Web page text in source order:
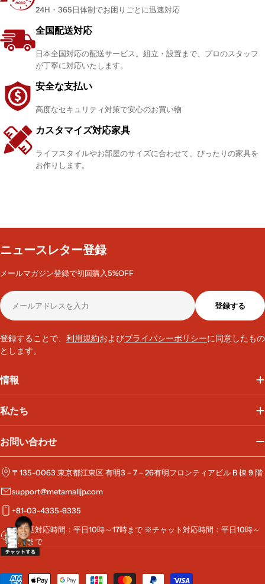
24H・365日体制でお困りごとに迅速対応
全国配送対応
日本全国対応の配送サービス。組立・設置まで、プロのスタッフ
が丁寧に対応いたします。
安全な支払い
高度なセキュリティ対策で安心のお買い物
カスタマイズ対応家具
ライフスタイルやお部屋のサイズに合わせて、ぴったりの家具を
お作りします。
ニュースレター登録
メールマガジン登録で初回購入5%OFF
メ
ー
ル
ド
レ
登録する
登録することで、 利用規約およびプライバシーポリシーに同意したもの
とします。
情報
私たち
お問い合わせ
〒135-0063 東京都江東区 有明3－7－26有明フロンティアビル B 棟 9 階
support@metamalljp.com
+81-03-4335-9335
※電話対応時間：平日10時～17時まで ※チャット対応時間：平日10時～
19時まで